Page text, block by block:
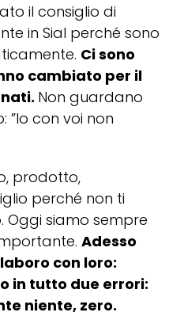
il consiglio di
in Sial perché sono
Ci sono
cambiato per il
Non guardano
”Io con voi non
prodotto,
perché non ti
siamo sempre
Adesso
con loro:
in tutto due errori:
niente, zero.